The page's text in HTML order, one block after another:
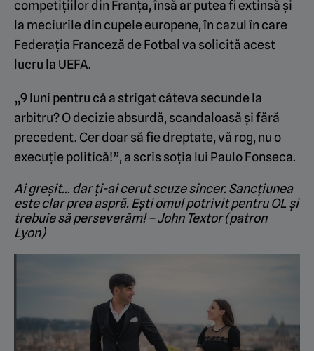
competițiilor din Franța, însă ar putea fi extinsă și
la meciurile din cupele europene, în cazul în care
Federația Franceză de Fotbal va solicită acest
lucru la UEFA.
„9 luni pentru că a strigat câteva secunde la
arbitru? O decizie absurdă, scandaloasă și fără
precedent. Cer doar să fie dreptate, vă rog, nu o
execuție politică!”, a scris soția lui Paulo Fonseca.
Ai greșit… dar ți-ai cerut scuze sincer. Sancțiunea
este clar prea aspră. Ești omul potrivit pentru OL și
trebuie să perseverăm! – John Textor (patron
Lyon)